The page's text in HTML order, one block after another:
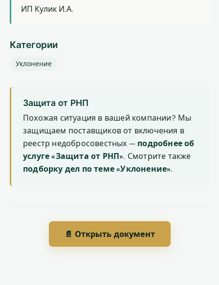
ИП Кулик И.А.
Категории
Уклонение
Защита от РНП
Похожая ситуация в вашей компании? Мы
защищаем поставщиков от включения в
реестр недобросовестных — подробнее об
услуге «Защита от РНП». Смотрите также
подборку дел по теме «Уклонение».
📄 Открыть документ